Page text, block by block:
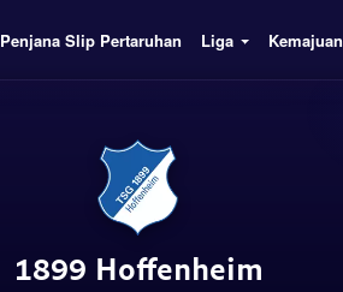
Penjana Slip Pertaruhan Liga Kemajuan
1899 Hoffenheim